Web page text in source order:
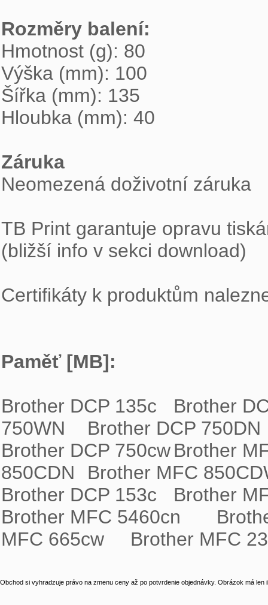
Rozměry balení:
Hmotnost (g): 80
Výška (mm): 100
Šířka (mm): 135
Hloubka (mm): 40
Záruka
Neomezená doživotní záruka
TB Print garantuje opravu
(bližší info v sekci download)
Certifikáty k produktům
Paměť [MB]:
Brother DCP 135c	Brother DCP 150c	Brother DCP 330c	Brother DCP
750WN	Brother DCP 750DN	Brother DCP 540cn	Brother MFC 240CN
Brother DCP 750cw	Brother MFC 845CW	Brother DCP 130c	Brother MFC
850CDN	Brother MFC 850CDWN	Brother MFC 3360CN	Brother Fax 1360
Brother DCP 153c	Brother MFC 440cn	Brother DCP 157c	Brother MFC 260c
Brother MFC 5460cn	Brother MFC 5860cn	Brother MFC 660cn	Brother
MFC 665cw	Brother MFC
Obchod si vyhradzuje právo na zmenu ceny až po potvrdenie objednávky. Obrázok má len